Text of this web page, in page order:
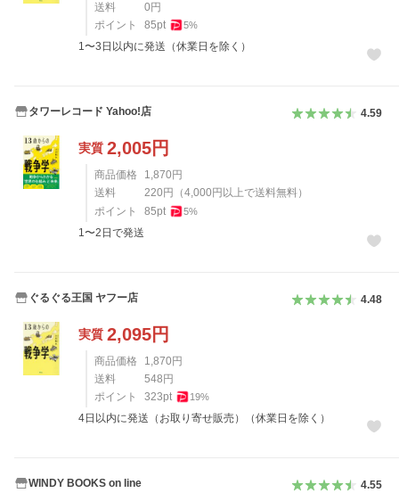
送料
0 円
ポイント
85pt 5%
1〜3日以内に発送（休業日を除く）
タワーレコード Yahoo!店 4.59
実質 2,005円
商品価格 1,870 円
送料
220 円 （4,000 円以上で送料無料）
ポイント
85pt 5%
1〜2日で発送
ぐるぐる王国 ヤフー店 4.48
実質 2,095円
商品価格 1,870 円
送料
548 円
ポイント
323pt 19%
4日以内に発送（お取り寄せ販売）（休業日を除く）
WINDY BOOKS on line 4.55